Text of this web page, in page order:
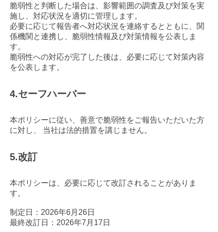
脆弱性と判断した場合は、影響範囲の調査及び対策を実
施し、対応状況を適切に管理します。
必要に応じて報告者へ対応状況を連絡するとともに、関
係機関と連携し、脆弱性情報及び対策情報を公表しま
す。
脆弱性への対応が完了した後は、必要に応じて対策内容
を公表します。
4.セーフハーバー
本ポリシーに従い、善意で脆弱性をご報告いただいた方
に対し、 当社は法的措置を講じません。
5.改訂
本ポリシーは、必要に応じて改訂されることがありま
す。
制定日：2026年6月26日
最終改訂日：2026年7月17日